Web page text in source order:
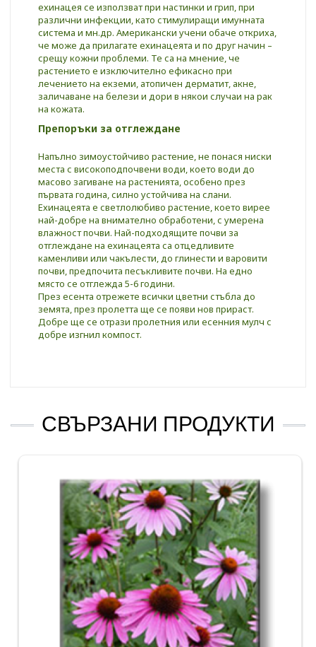
ехинацея се използват при настинки и грип, при
различни инфекции, като стимулиращи имунната
система и мн.др. Американски учени обаче откриха,
че може да прилагате ехинацеята и по друг начин –
срещу кожни проблеми. Те са на мнение, че
растението е изключително ефикасно при
лечението на екземи, атопичен дерматит, акне,
заличаване на белези и дори в някои случаи на рак
на кожата.
Препоръки за отглеждане
Напълно зимоустойчиво растение, не понася ниски
места с високоподпочвени води, което води до
масово загиване на растенията, особено през
първата година, силно устойчива на слани.
Ехинацеята е светлолюбиво растение, което вирее
най-добре на внимателно обработени, с умерена
влажност почви. Най-подходящите почви за
отглеждане на ехинацеята са отцедливите
каменливи или чакълести, до глинести и варовити
почви, предпочита песъкливите почви. На едно
място се отглежда 5-6 години.
През есента отрежете всички цветни стъбла до
земята, през пролетта ще се появи нов прираст.
Добре ще се отрази пролетния или есенния мулч с
добре изгнил компост.
СВЪРЗАНИ ПРОДУКТИ